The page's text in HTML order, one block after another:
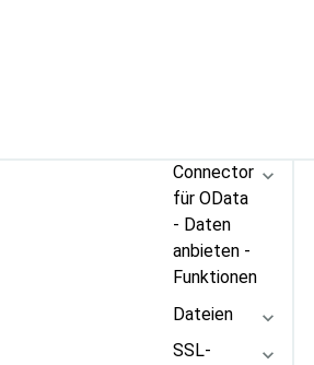
Connector
für OData
- Daten
anbieten -
Funktionen
Dateien
SSL-